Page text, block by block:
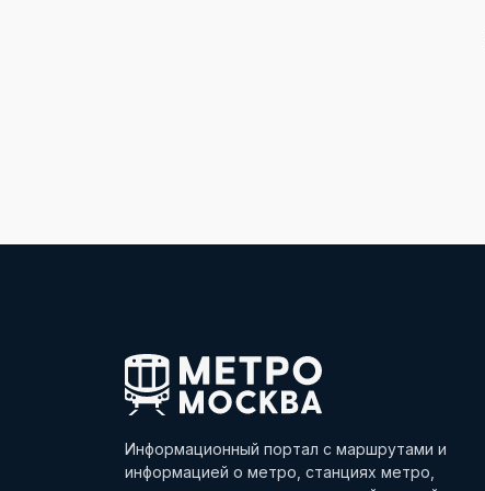
Информационный портал с маршрутами и
информацией о метро, станциях метро,